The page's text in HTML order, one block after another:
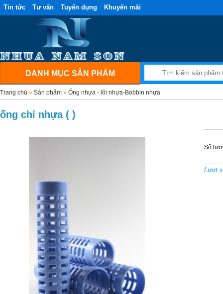
Tin tức Tư vấn Tuyển dụng Khuyến mãi
DANH MỤC SẢN PHẨM
Trang chủ » Sản phẩm » Ống nhựa - lõi nhựa-Bobbin nhựa
ống chỉ nhựa ( )
Số
Lượt